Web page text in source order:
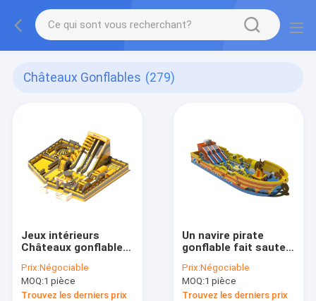
Châteaux Gonflables (279)
Jeux intérieurs
Châteaux gonflables
Glissières
Prix:Négociable
MOQ:1 pièce
Trouvez les derniers prix
Un navire pirate
gonflable fait sauter
avec de grands
toboggans
Prix:Négociable
MOQ:1 pièce
Trouvez les derniers prix